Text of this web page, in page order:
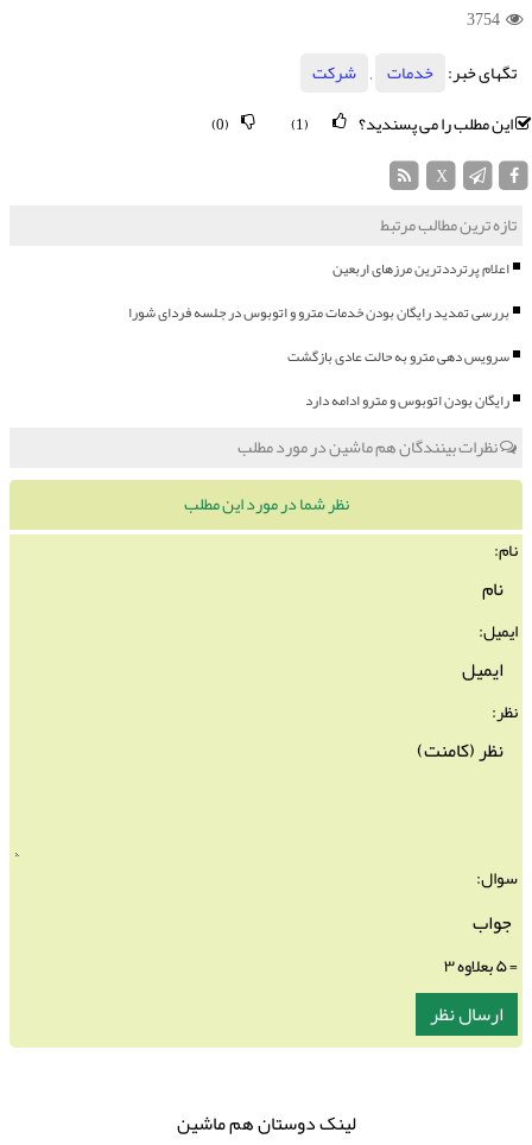
3754
تگهای خبر:
خدمات ,
شركت
این مطلب را می پسندید؟
(0)
تازه ترین مطالب مرتبط
اعلام پرترددترین مرزهای اربعین
بررسی تمدید رایگان بودن خدمات مترو و اتوبوس در جلسه فردای شورا
سرویس دهی مترو به حالت عادی بازگشت
رایگان بودن اتوبوس و مترو ادامه دارد
نظرات بینندگان هم ماشین در مورد مطلب
نظر شما در مورد این مطلب
نام:
ایمیل:
نظر:
سوال:
لینک دوستان هم ماشین